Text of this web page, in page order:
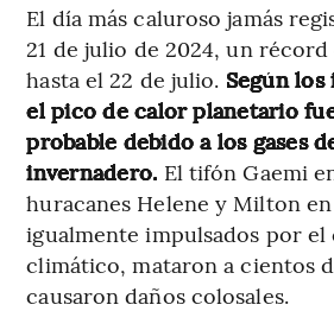
El día más caluroso jamás
21 de julio de 2024, un
hasta el 22 de julio. Según
el pico de calor planetario
probable debido a los gases
invernadero. El tifón Gaemi
huracanes Helene y Milton en
igualmente impulsados por el
climático, mataron a cientos
causaron daños colosales.